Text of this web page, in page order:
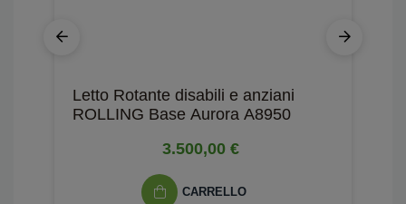
Letto Rotante disabili e anziani
ROLLING Base Aurora A8950
3.500,00 €
CARRELLO